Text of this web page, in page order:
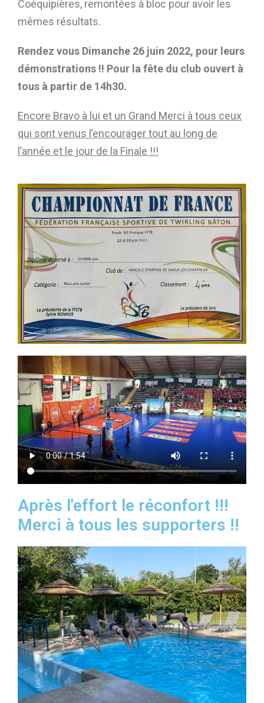
Coéquipières, remontées à bloc pour avoir les
mêmes résultats.
Rendez vous Dimanche 26 juin 2022, pour leurs
démonstrations !! Pour la fête du club ouvert à
tous à partir de 14h30.
Encore Bravo à lui et un Grand Merci à tous ceux
qui sont venus l’encourager tout au long de
l’année et le jour de la Finale !!!
Après l'effort le réconfort !!!
Merci à tous les supporters !!